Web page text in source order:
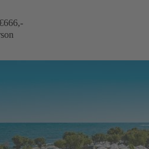
666,-